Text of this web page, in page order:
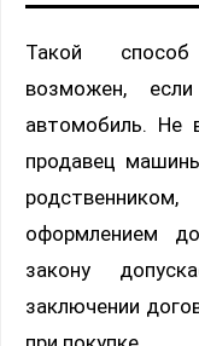
Такой способ
возможен,
автомобиль. Не
продавец
оформлением
закону
заключении